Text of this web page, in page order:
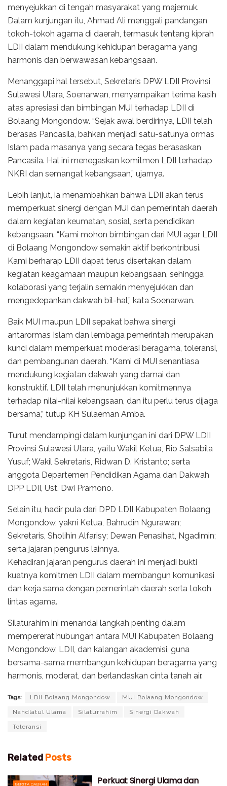
menyejukkan di tengah masyarakat yang majemuk.
Dalam kunjungan itu, Ahmad Ali menggali pandangan
tokoh-tokoh agama di daerah, termasuk tentang kiprah
LDII dalam mendukung kehidupan beragama yang
harmonis dan berwawasan kebangsaan.
Menanggapi hal tersebut, Sekretaris DPW LDII Provinsi
Sulawesi Utara, Soenarwan, menyampaikan terima kasih
atas apresiasi dan bimbingan MUI terhadap LDII di
Bolaang Mongondow. “Sejak awal berdirinya, LDII telah
berasas Pancasila, bahkan menjadi satu-satunya ormas
Islam pada masanya yang secara tegas berasaskan
Pancasila. Hal ini menegaskan komitmen LDII terhadap
NKRI dan semangat kebangsaan,” ujarnya.
Lebih lanjut, ia menambahkan bahwa LDII akan terus
memperkuat sinergi dengan MUI dan pemerintah daerah
dalam kegiatan keumatan, sosial, serta pendidikan
kebangsaan. “Kami mohon bimbingan dari MUI agar LDII
di Bolaang Mongondow semakin aktif berkontribusi.
Kami berharap LDII dapat terus disertakan dalam
kegiatan keagamaan maupun kebangsaan, sehingga
kolaborasi yang terjalin semakin menyejukkan dan
mengedepankan dakwah bil-hal,” kata Soenarwan.
Baik MUI maupun LDII sepakat bahwa sinergi
antarormas Islam dan lembaga pemerintah merupakan
kunci dalam memperkuat moderasi beragama, toleransi,
dan pembangunan daerah. “Kami di MUI senantiasa
mendukung kegiatan dakwah yang damai dan
konstruktif. LDII telah menunjukkan komitmennya
terhadap nilai-nilai kebangsaan, dan itu perlu terus dijaga
bersama,” tutup KH Sulaeman Amba.
Turut mendampingi dalam kunjungan ini dari DPW LDII
Provinsi Sulawesi Utara, yaitu Wakil Ketua, Rio Salsabila
Yusuf; Wakil Sekretaris, Ridwan D. Kristanto; serta
anggota Departemen Pendidikan Agama dan Dakwah
DPP LDII, Ust. Dwi Pramono.
Selain itu, hadir pula dari DPD LDII Kabupaten Bolaang
Mongondow, yakni Ketua, Bahrudin Ngurawan;
Sekretaris, Sholihin Alfarisy; Dewan Penasihat, Ngadimin;
serta jajaran pengurus lainnya.
Kehadiran jajaran pengurus daerah ini menjadi bukti
kuatnya komitmen LDII dalam membangun komunikasi
dan kerja sama dengan pemerintah daerah serta tokoh
lintas agama.
Silaturahim ini menandai langkah penting dalam
mempererat hubungan antara MUI Kabupaten Bolaang
Mongondow, LDII, dan kalangan akademisi, guna
bersama-sama membangun kehidupan beragama yang
harmonis, moderat, dan berlandaskan cinta tanah air.
Tags: LDII Bolaang Mongondow MUI Bolaang Mongondow
Nahdlatul Ulama Silaturrahim Sinergi Dakwah
Toleransi
Related Posts
BERITA DAERAH Perkuat Sinergi Ulama dan